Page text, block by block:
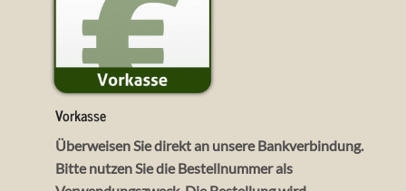
Vorkasse
Überweisen Sie direkt an unsere Bankverbindung.
Bitte nutzen Sie dieBestellnummerals